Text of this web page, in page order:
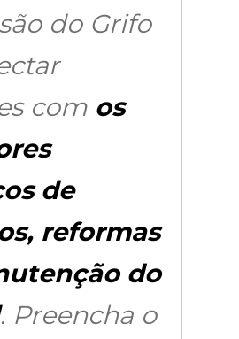
do Grifo
com os
de
reformas
do
. Preencha o